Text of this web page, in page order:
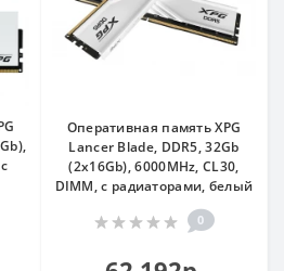
Оперативная память XPG
Lancer Blade, DDR5, 32Gb
(2x16Gb), 6000MHz, CL30,
DIMM, с радиаторами, белый
0